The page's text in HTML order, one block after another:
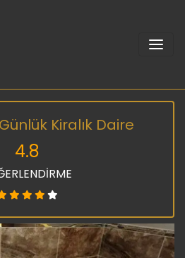
Kiralık Daire
4.8